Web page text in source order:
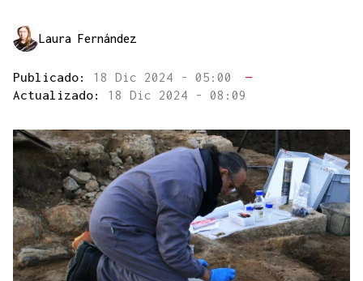
Laura Fernández
Publicado: 18 Dic 2024 - 05:00
—
Actualizado: 18 Dic 2024 - 08:09